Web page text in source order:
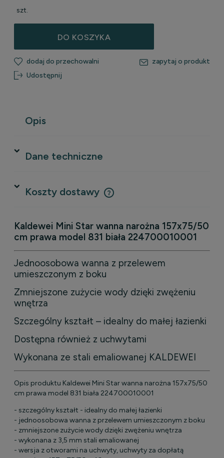
szt.
DO KOSZYKA
dodaj do przechowalni
zapytaj o produkt
Udostępnij
Opis
Dane techniczne
Koszty dostawy
Cena nie zawiera ewentualnych kosztów płatności
Kaldewei Mini Star wanna narożna 157x75/50
cm prawa model 831 biała 224700010001
Jednoosobowa wanna z przelewem
umieszczonym z boku
Zmniejszone zużycie wody dzięki zwężeniu
wnętrza
Szczególny kształt – idealny do małej łazienki
Dostępna również z uchwytami
Wykonana ze stali emaliowanej KALDEWEI
Opis produktu Kaldewei Mini Star wanna narożna 157x75/50
cm prawa model 831 biała 224700010001
- szczególny kształt - idealny do małej łazienki
- jednoosobowa wanna z przelewem umieszczonym z boku
- zmniejszone zużycie wody dzięki zwężeniu wnętrza
- wykonana z 3,5 mm stali emaliowanej
- wersja z otworami na uchwyty, uchwyty za dopłatą